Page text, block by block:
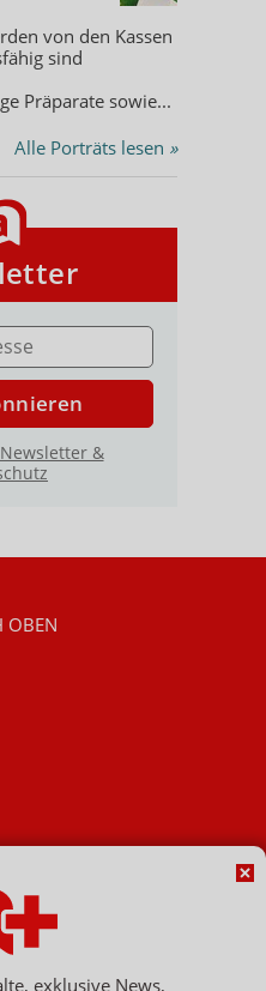
von den Kassen
sind
Präparate sowie...
Alle Porträts lesen »
&
OBEN
exklusive News,